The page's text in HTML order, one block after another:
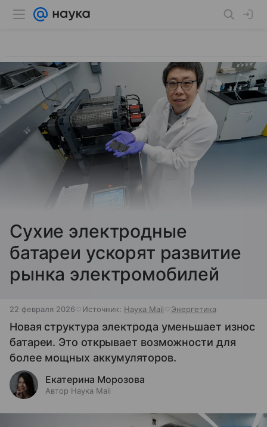
Сухие электродные
батареи ускорят развитие
рынка электромобилей
22 февраля 2026 Источник: Наука Mail Энергетика
Новая структура электрода уменьшает износ
батареи. Это открывает возможности для
более мощных аккумуляторов.
Екатерина Морозова
Автор Наука Mail